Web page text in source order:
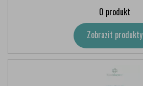
0 produkt
Zobrazit produkty